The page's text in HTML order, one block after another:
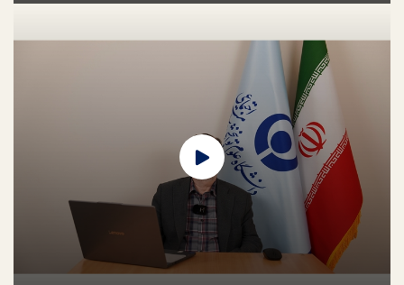
تمام تلاش همکاران دانشگاه تامین بهترین شرایط و امکانات برای
تحصیل و کسب علم و دانش دانشجویان است